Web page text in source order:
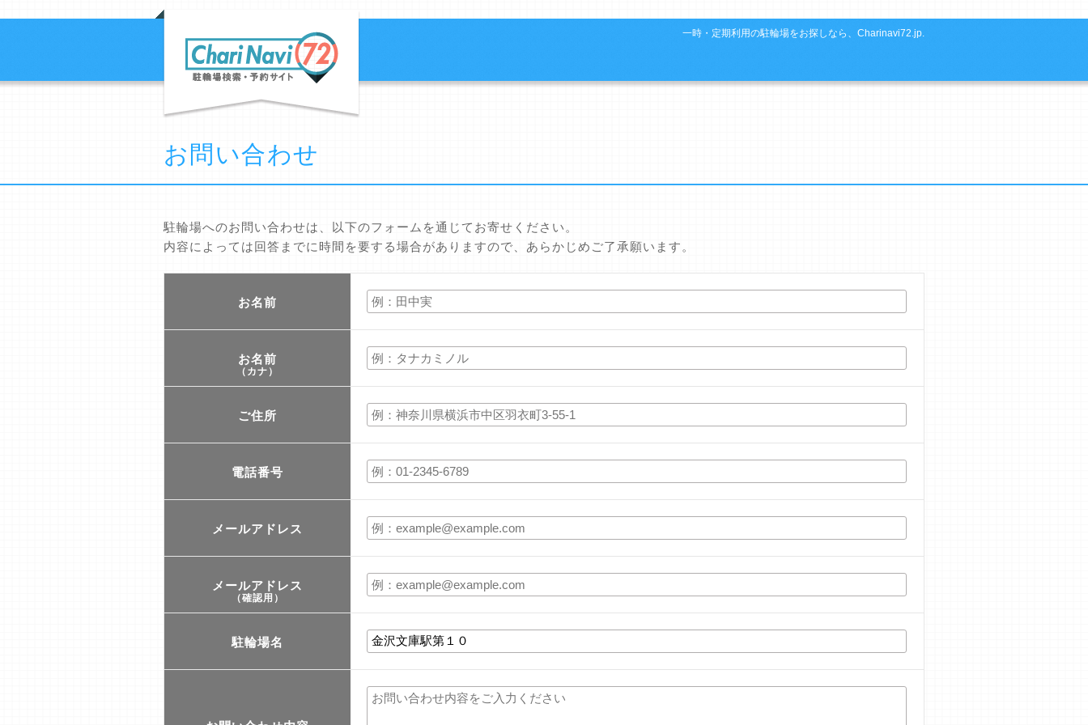
一時・定期利用の駐輪場をお探しなら、Charinavi72.jp.
お問い合わせ
駐輪場へのお問い合わせは、以下のフォームを通じてお寄せください。
内容によっては回答までに時間を要する場合がありますので、あらかじめご了承願います。
お名前
お名前
（カナ）
ご住所
電話番号
メールアドレス
メールアドレス
（確認用）
駐輪場名